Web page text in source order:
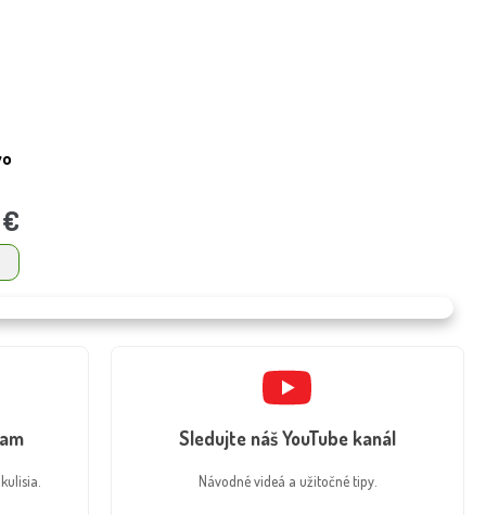
Sledujte náš YouTube kanál
Návodné videá a užitočné tipy.